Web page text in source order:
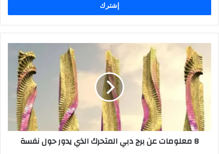
8 معلومات عن برج دبي المتحرك الذي يدور حول نفسة